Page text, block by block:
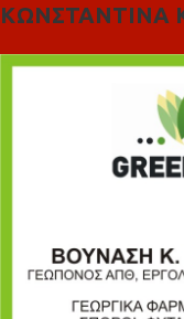
ΚΩΝΣΤΑΝΤΙΝΑ